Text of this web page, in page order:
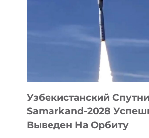
PROMETHEUS
СОЗДАНИЯ
«ИСКУССТВЕННОГО
ИНЖЕНЕРА»
Узбекистанский
Samarkand-2028
Выведен На Орбиту